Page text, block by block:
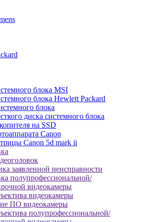
блока MSI
блока Hewlett Packard
блока
диска системного блока
на SSD
Canon
Canon 5d mark ii
заявленной неисправности
полупрофессиональной/
видеокамеры
видеокамеры
ПО видеокамеры
полупрофессиональной/